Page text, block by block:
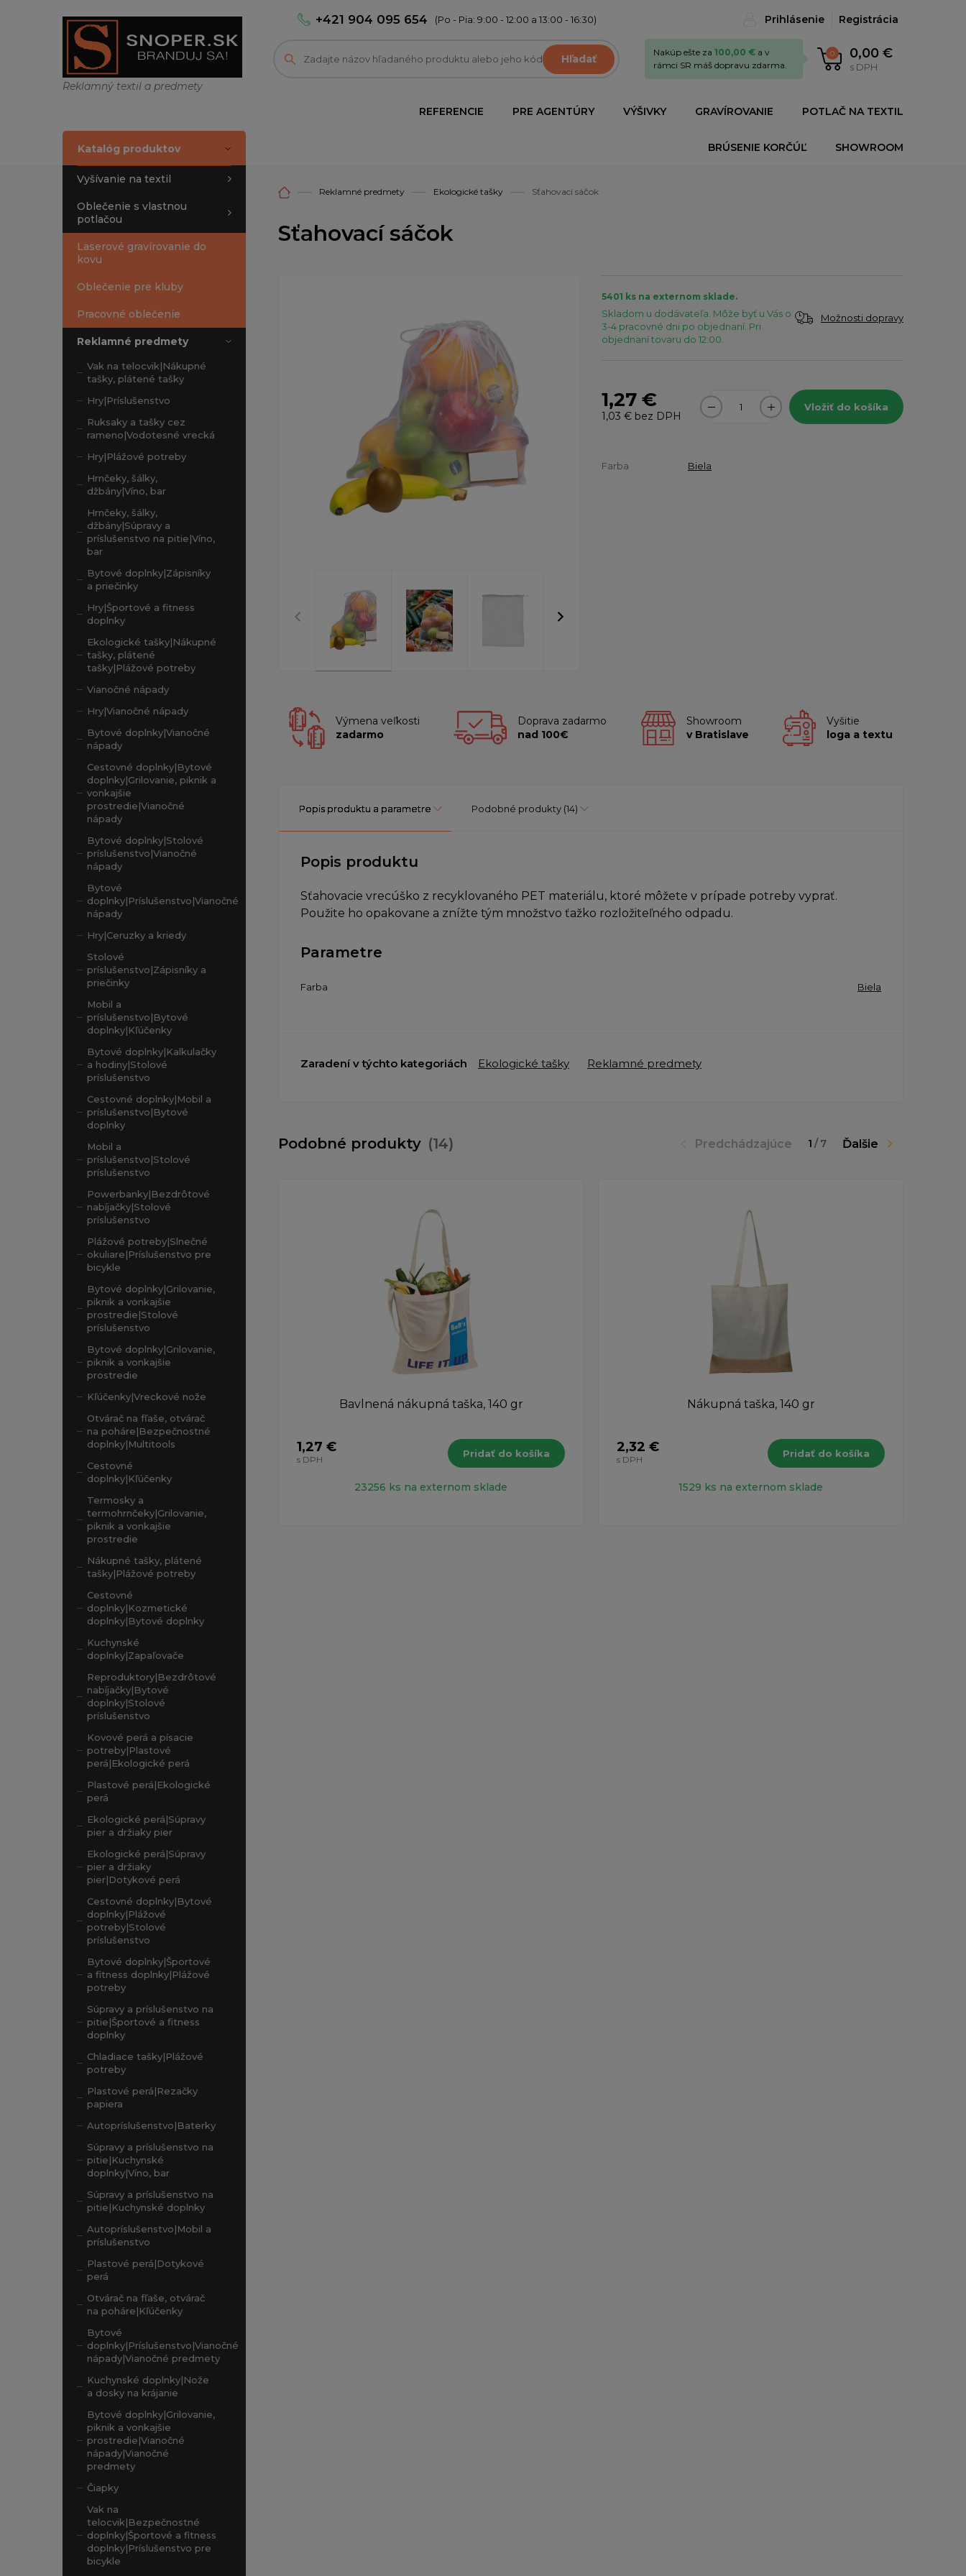
Reklamný textil a predmety
+421 904 095 654 (Po - Pia: 9:00 - 12:00 a 13:00 - 16:30) Prihlásenie Registrácia
Hľadať 0 0,00 €
s DPH
Nakúp ešte za 100,00 € a v
rámci SR máš dopravu zdarma.
REFERENCIE PRE AGENTÚRY VÝŠIVKY GRAVÍROVANIE POTLAČ NA TEXTIL
BRÚSENIE KORČÚĽ SHOWROOM
Katalóg produktov
Vyšívanie na textil
Oblečenie s vlastnou
potlačou
Laserové gravírovanie do
kovu
Oblečenie pre kluby
Pracovné oblečenie
Reklamné predmety
Vak na telocvik|Nákupné
tašky, plátené tašky
Hry|Príslušenstvo
Ruksaky a tašky cez
rameno|Vodotesné vrecká
Hry|Plážové potreby
Hrnčeky, šálky,
džbány|Víno, bar
Hrnčeky, šálky,
džbány|Súpravy a
príslušenstvo na pitie|Víno,
bar
Bytové doplnky|Zápisníky
a priečinky
Hry|Športové a fitness
doplnky
Ekologické tašky|Nákupné
tašky, plátené
tašky|Plážové potreby
Vianočné nápady
Hry|Vianočné nápady
Bytové doplnky|Vianočné
nápady
Cestovné doplnky|Bytové
doplnky|Grilovanie, piknik a
vonkajšie
prostredie|Vianočné
nápady
Bytové doplnky|Stolové
príslušenstvo|Vianočné
nápady
Bytové
doplnky|Príslušenstvo|Vianočné
nápady
Hry|Ceruzky a kriedy
Stolové
príslušenstvo|Zápisníky a
priečinky
Mobil a
príslušenstvo|Bytové
doplnky|Kľúčenky
Bytové doplnky|Kalkulačky
a hodiny|Stolové
príslušenstvo
Cestovné doplnky|Mobil a
príslušenstvo|Bytové
doplnky
Mobil a
príslušenstvo|Stolové
príslušenstvo
Powerbanky|Bezdrôtové
nabíjačky|Stolové
príslušenstvo
Plážové potreby|Slnečné
okuliare|Príslušenstvo pre
bicykle
Bytové doplnky|Grilovanie,
piknik a vonkajšie
prostredie|Stolové
príslušenstvo
Bytové doplnky|Grilovanie,
piknik a vonkajšie
prostredie
Kľúčenky|Vreckové nože
Otvárač na fľaše, otvárač
na poháre|Bezpečnostné
doplnky|Multitools
Cestovné
doplnky|Kľúčenky
Termosky a
termohrnčeky|Grilovanie,
piknik a vonkajšie
prostredie
Nákupné tašky, plátené
tašky|Plážové potreby
Cestovné
doplnky|Kozmetické
doplnky|Bytové doplnky
Kuchynské
doplnky|Zapaľovače
Reproduktory|Bezdrôtové
nabíjačky|Bytové
doplnky|Stolové
príslušenstvo
Kovové perá a písacie
potreby|Plastové
perá|Ekologické perá
Plastové perá|Ekologické
perá
Ekologické perá|Súpravy
pier a držiaky pier
Ekologické perá|Súpravy
pier a držiaky
pier|Dotykové perá
Cestovné doplnky|Bytové
doplnky|Plážové
potreby|Stolové
príslušenstvo
Bytové doplnky|Športové
a fitness doplnky|Plážové
potreby
Súpravy a príslušenstvo na
pitie|Športové a fitness
doplnky
Chladiace tašky|Plážové
potreby
Plastové perá|Rezačky
papiera
Autopríslušenstvo|Baterky
Súpravy a príslušenstvo na
pitie|Kuchynské
doplnky|Víno, bar
Súpravy a príslušenstvo na
pitie|Kuchynské doplnky
Autopríslušenstvo|Mobil a
príslušenstvo
Plastové perá|Dotykové
perá
Otvárač na fľaše, otvárač
na poháre|Kľúčenky
Bytové
doplnky|Príslušenstvo|Vianočné
nápady|Vianočné predmety
Kuchynské doplnky|Nože
a dosky na krájanie
Bytové doplnky|Grilovanie,
piknik a vonkajšie
prostredie|Vianočné
nápady|Vianočné
predmety
Čiapky
Vak na
telocvik|Bezpečnostné
doplnky|Športové a fitness
doplnky|Príslušenstvo pre
bicykle
Reklamné predmety Ekologické tašky Sťahovací sáčok
Sťahovací sáčok
5401 ks na externom sklade.
Skladom u dodávateľa. Môže byť u Vás o
3-4 pracovné dni po objednaní. Pri
objednaní tovaru do 12:00.
Možnosti dopravy
1,27 €
1,03 € bez DPH
Vložiť do košíka
Farba Biela
Výmena veľkosti
zadarmo
Doprava zadarmo
nad 100€
Showroom
v Bratislave
Vyšitie
loga a textu
Popis produktu a parametre Podobné produkty (14)
Popis produktu
Sťahovacie vrecúško z recyklovaného PET materiálu, ktoré môžete v prípade potreby vyprať.
Použite ho opakovane a znížte tým množstvo ťažko rozložiteľného odpadu.
Parametre
Farba Biela
Zaradení v týchto kategoriách Ekologické tašky Reklamné predmety
Podobné produkty (14) Predchádzajúce 1 / 7 Ďalšie
Bavlnená nákupná taška, 140 gr
1,27 €
s DPH
Pridať do košíka
23256 ks na externom sklade
Nákupná taška, 140 gr
2,32 €
s DPH
Pridať do košíka
1529 ks na externom sklade